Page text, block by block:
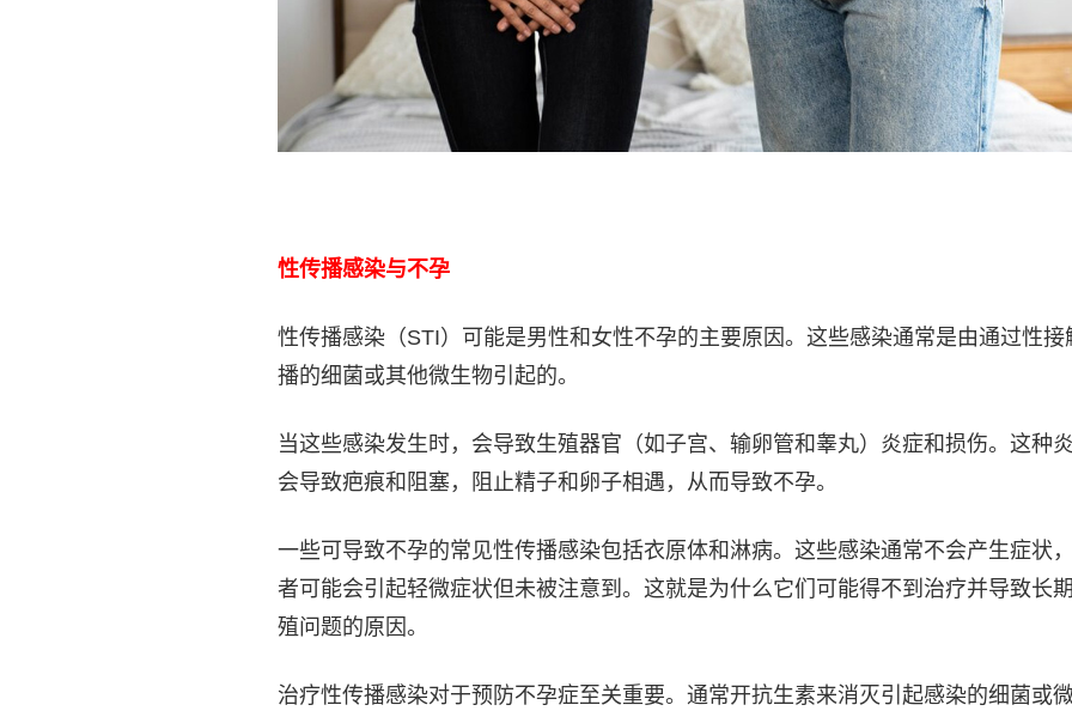
性传播感染与不孕
性传播感染（STI）可能是男性和女性不孕的主要原因。这些感染通常是由通过性接
播的细菌或其他微生物引起的。
当这些感染发生时，会导致生殖器官（如子宫、输卵管和睾丸）炎症和损伤。这种
会导致疤痕和阻塞，阻止精子和卵子相遇，从而导致不孕。
一些可导致不孕的常见性传播感染包括衣原体和淋病。这些感染通常不会产生症状
者可能会引起轻微症状但未被注意到。这就是为什么它们可能得不到治疗并导致长
殖问题的原因。
治疗性传播感染对于预防不孕症至关重要。通常开抗生素来消灭引起感染的细菌或